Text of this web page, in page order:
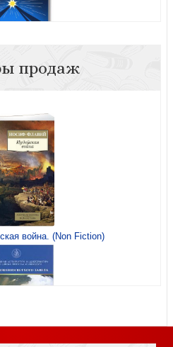
1149)
лидера 397
продаж
война. (Non Fiction)